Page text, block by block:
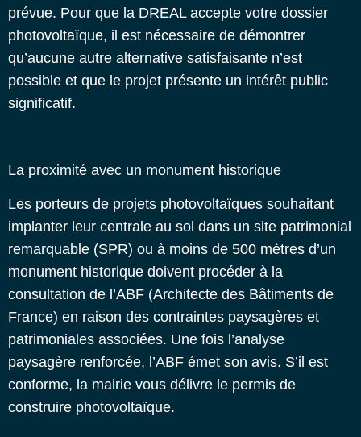
prévue. Pour que la DREAL accepte votre dossier
photovoltaïque, il est nécessaire de démontrer
qu’aucune autre alternative satisfaisante n’est
possible et que le projet présente un intérêt public
significatif.
La proximité avec un monument historique
Les porteurs de projets photovoltaïques souhaitant
implanter leur centrale au sol dans un site patrimonial
remarquable (SPR) ou à moins de 500 mètres d’un
monument historique doivent procéder à la
consultation de l’ABF (Architecte des Bâtiments de
France) en raison des contraintes paysagères et
patrimoniales associées. Une fois l’analyse
paysagère renforcée, l’ABF émet son avis. S’il est
conforme, la mairie vous délivre le permis de
construire photovoltaïque.